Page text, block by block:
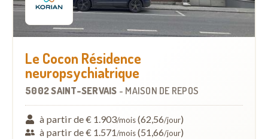
Le Cocon Résidence
neuropsychiatrique
5002 SAINT-SERVAIS - MAISON DE REPOS
à partir de € 1.903/mois(62,56/jour)
à partir de € 1.571/mois(51,66/jour)